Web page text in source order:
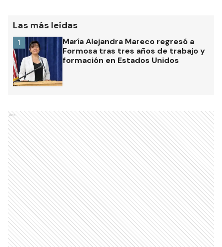
Las más leídas
María Alejandra Mareco regresó a
Formosa tras tres años de trabajo y
formación en Estados Unidos
1
Ads